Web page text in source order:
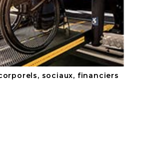
sociaux, financiers